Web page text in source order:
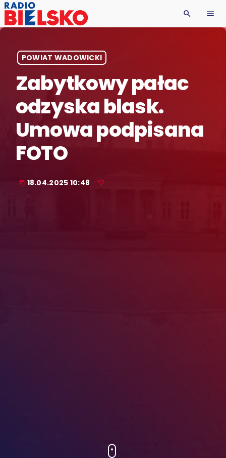
search menu
POWIAT WADOWICKI
Zabytkowy pałac
odzyska blask.
Umowa podpisana
FOTO
today 18.04.2025 10:48